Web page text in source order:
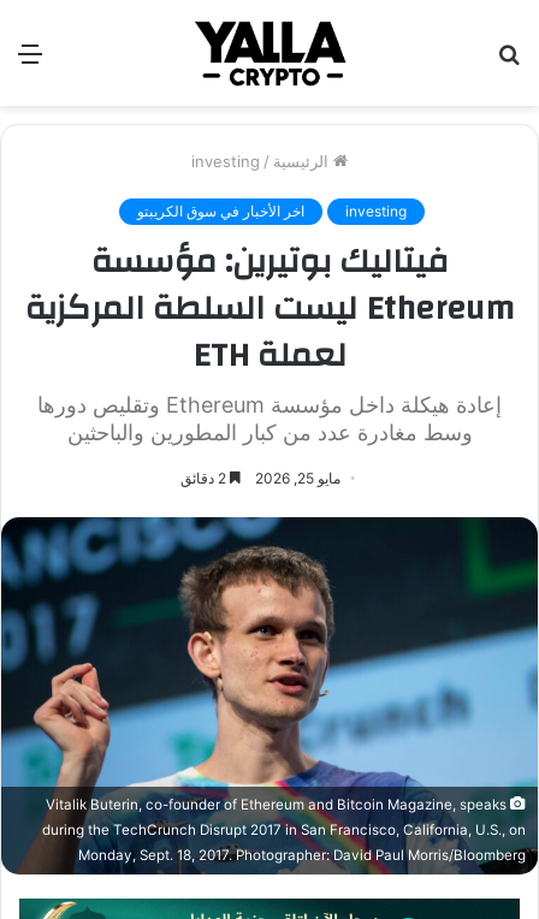
الرئيسية /
investing
investing اخر الأخبار في سوق الكريبتو
فيتاليك بوتيرين: مؤسسة
Ethereum ليست السلطة المركزية
لعملة ETH
إعادة هيكلة داخل مؤسسة Ethereum وتقليص دورها
وسط مغادرة عدد من كبار المطورين والباحثين
مايو 25, 2026
Vitalik Buterin, co-founder of Ethereum and Bitcoin Magazine, speaks
during the TechCrunch Disrupt 2017 in San Francisco, California, U.S., on
Monday, Sept. 18, 2017. Photographer: David Paul Morris/Bloomberg